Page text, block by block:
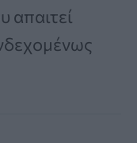
απαιτεί